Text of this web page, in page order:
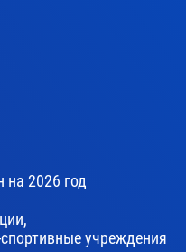
на 2026 год
учреждения